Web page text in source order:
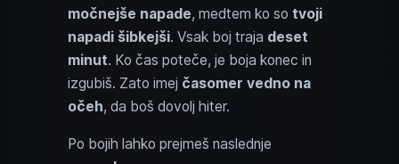
močnejše napade, medtem ko so tvoji
napadi šibkejši. Vsak boj traja deset
minut. Ko čas poteče, je boja konec in
izgubiš. Zato imej časomer vedno na
očeh, da boš dovolj hiter.
Po bojih lahko prejmeš naslednje